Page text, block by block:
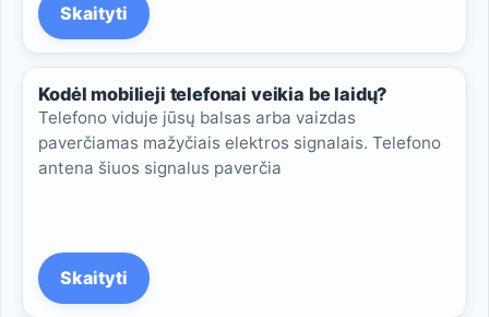
Skaityti
Kodėl mobilieji telefonai veikia be laidų?
Telefono viduje jūsų balsas arba vaizdas
paverčiamas mažyčiais elektros signalais. Telefono
antena šiuos signalus paverčia
Skaityti